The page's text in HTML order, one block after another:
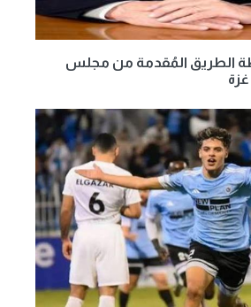
الطريق المُقدمة من مجلس